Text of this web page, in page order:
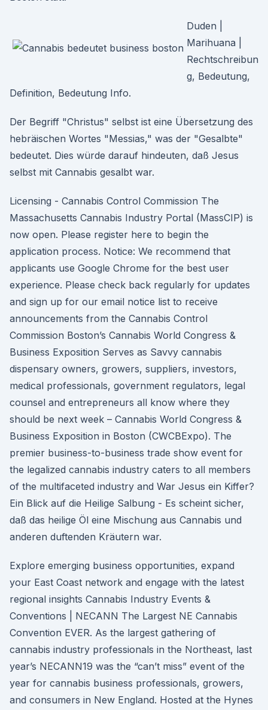
Duden |
Marihuana |
Rechtschreibun
g, Bedeutung,
Definition, Bedeutung Info.
Der Begriff "Christus" selbst ist eine Übersetzung des
hebräischen Wortes "Messias," was der "Gesalbte"
bedeutet. Dies würde darauf hindeuten, daß Jesus
selbst mit Cannabis gesalbt war.
Licensing - Cannabis Control Commission The
Massachusetts Cannabis Industry Portal (MassCIP) is
now open. Please register here to begin the
application process. Notice: We recommend that
applicants use Google Chrome for the best user
experience. Please check back regularly for updates
and sign up for our email notice list to receive
announcements from the Cannabis Control
Commission Boston’s Cannabis World Congress &
Business Exposition Serves as Savvy cannabis
dispensary owners, growers, suppliers, investors,
medical professionals, government regulators, legal
counsel and entrepreneurs all know where they
should be next week – Cannabis World Congress &
Business Exposition in Boston (CWCBExpo). The
premier business-to-business trade show event for
the legalized cannabis industry caters to all members
of the multifaceted industry and War Jesus ein Kiffer?
Ein Blick auf die Heilige Salbung - Es scheint sicher,
daß das heilige Öl eine Mischung aus Cannabis und
anderen duftenden Kräutern war.
Explore emerging business opportunities, expand
your East Coast network and engage with the latest
regional insights Cannabis Industry Events &
Conventions | NECANN The Largest NE Cannabis
Convention EVER. As the largest gathering of
cannabis industry professionals in the Northeast, last
year’s NECANN19 was the “can’t miss” event of the
year for cannabis business professionals, growers,
and consumers in New England. Hosted at the Hynes